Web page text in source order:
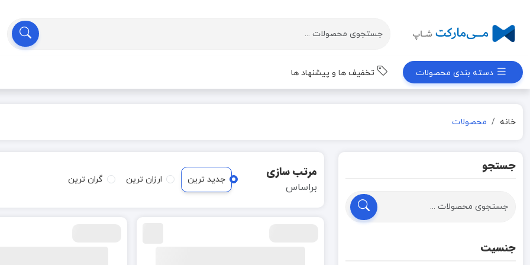
دسته بندی محصولات تخفیف ها و پیشنهاد ها
خانه محصولات
جستجو
جنسیت
مرتب سازی
براساس
جدید ترین ارزان ترین گران ترین